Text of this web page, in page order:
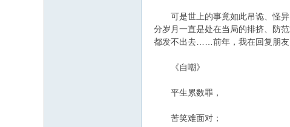
可是世上的事竟如此吊诡、怪异
分岁月一直是处在当局的排挤、防
都发不出去……前年，我在回复朋友
《自嘲》
平生累数罪，
苦笑难面对；